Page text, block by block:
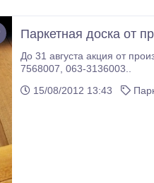
Паркетная доска от
До 31 августа акция от
7568007, 063-3136003..
15/08/2012 13:43